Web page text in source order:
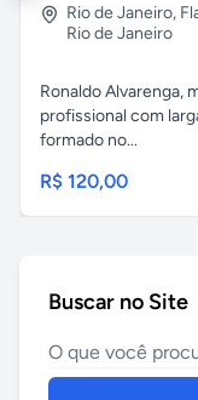
Rio de Janeiro,
Rio de Janeiro
Ronaldo Alvarenga,
profissional com
formado no...
R$ 120,00
Buscar no Site